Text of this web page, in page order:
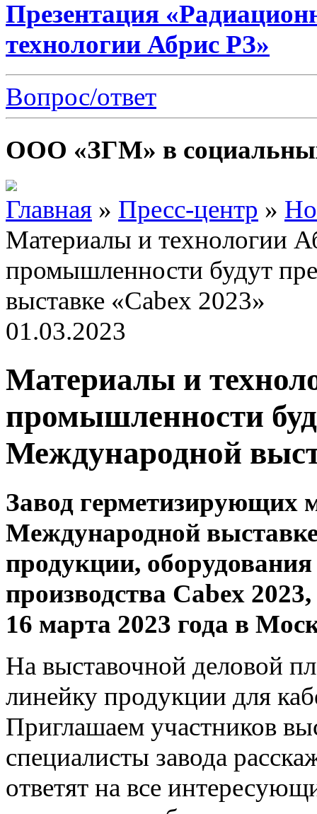
Презентация
технологии Абрис РЗ»
Вопрос/ответ
ООО «ЗГМ» в
Главная » Пресс-центр »
Материалы и технологии
промышленности будут
выставке «Cabex 2023»
01.03.2023
Материалы и
промышленности
Международной
Завод герметизирующих
Международной
продукции,
производства Cabex
16 марта 2023 года в
На выставочной деловой
линейку продукции для
Приглашаем участников
специалисты завода
ответят на все